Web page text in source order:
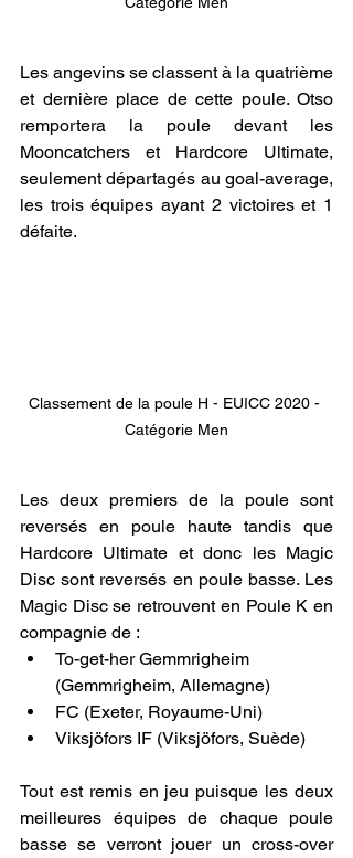
Les angevins se classent à la quatrième
et dernière place de cette poule. Otso
remportera la poule devant les
Mooncatchers et Hardcore Ultimate,
seulement départagés au goal-average,
les trois équipes ayant 2 victoires et 1
défaite.
Classement de la poule H - EUICC 2020 -
Catégorie Men
Les deux premiers de la poule sont
reversés en poule haute tandis que
Hardcore Ultimate et donc les Magic
Disc sont reversés en poule basse. Les
Magic Disc se retrouvent en Poule K en
compagnie de :
To-get-her Gemmrigheim
(Gemmrigheim, Allemagne)
FC (Exeter, Royaume-Uni)
Viksjöfors IF (Viksjöfors, Suède)
Tout est remis en jeu puisque les deux
meilleures équipes de chaque poule
basse se verront jouer un cross-over